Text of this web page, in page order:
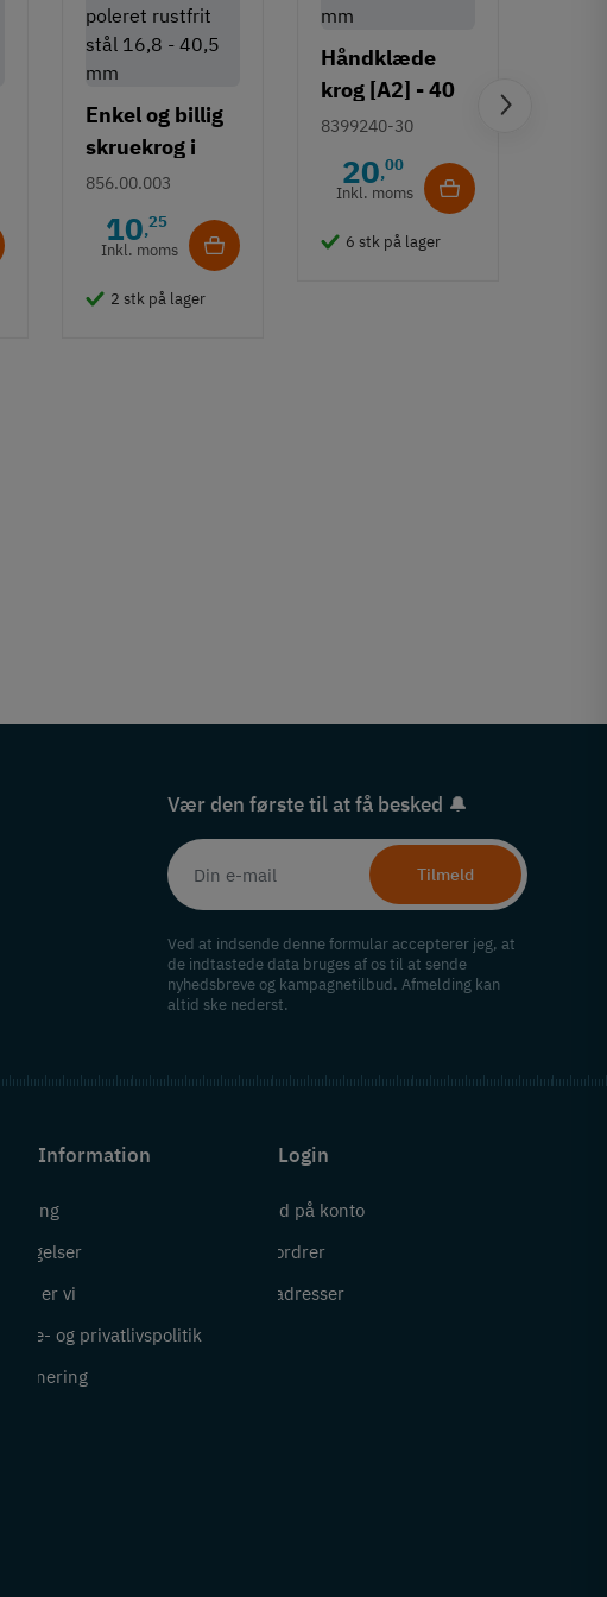
Enkel og billig
skruekrog i
poleret rustfrit
stål 16,8 - 40,5
mm
856.00.003
10,25
Inkl. moms
2 stk på lager
Håndklæde
krog [A2] - 40
mm
8399240-30
20,00
Inkl. moms
6 stk på lager
Vær den første til at få besked 🔔
Tilmeld
Ved at indsende denne formular accepterer jeg, at
de indtastede data bruges af os til at sende
nyhedsbreve og kampagnetilbud. Afmelding kan
altid ske nederst.
Information
Levering
Betingelser
Hvem er vi
Cookie- og privatlivspolitik
Returnering
Login
Log ind på konto
Mine ordrer
Mine adresser